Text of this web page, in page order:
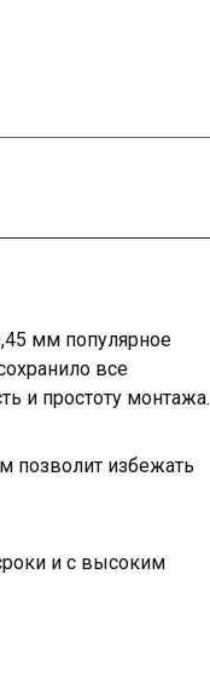
мм популярное
все
и простоту монтажа.
позволит избежать
и с высоким